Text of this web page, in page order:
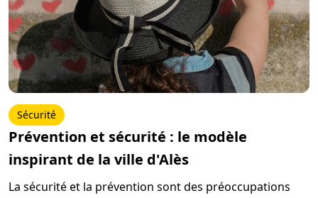
Sécurité
Prévention et sécurité : le modèle
inspirant de la ville d'Alès
La sécurité et la prévention sont des préoccupations